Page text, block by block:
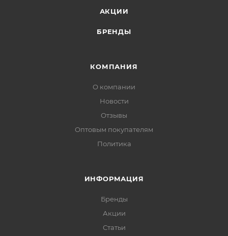
АКЦИИ
БРЕНДЫ
КОМПАНИЯ
О компании
Новости
Отзывы
Оптовым покупателям
Политика
ИНФОРМАЦИЯ
Бренды
Акции
Статьи